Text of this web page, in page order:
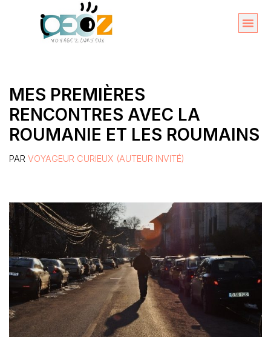
MES PREMIÈRES
RENCONTRES AVEC LA
ROUMANIE ET LES ROUMAINS
PAR VOYAGEUR CURIEUX (AUTEUR INVITÉ)